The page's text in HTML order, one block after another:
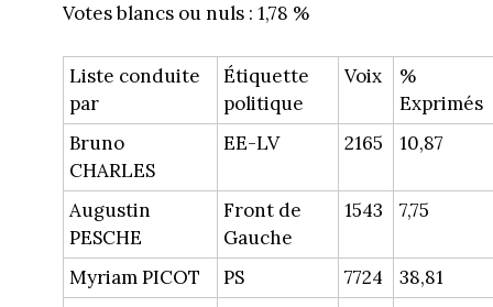
Votes blancs ou nuls : 1,78 %
Liste conduite
par
Étiquette
politique
Voix
%
Exprimés
Bruno
CHARLES
EE-LV 2165 10,87
Augustin
PESCHE
Front de
Gauche
1543 7,75
Myriam PICOT PS 7724
38,81